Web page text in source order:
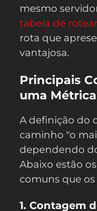
mesmo
tabela de
rota que
vantajosa.
Principais
uma
A definição do
caminho "o
dependendo
Abaixo estão
comuns que
1. Contagem